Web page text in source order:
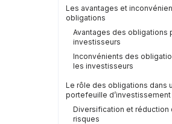
Les avantages et
obligations
Avantages des obligations
investisseurs
Inconvénients des
les investisseurs
Le rôle des obligations dans
portefeuille d’investissement
Diversification et réduction
risques